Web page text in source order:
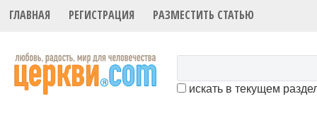
ГЛАВНАЯ РЕГИСТРАЦИЯ РАЗМЕСТИТЬ СТАТЬЮ
искать в текущем